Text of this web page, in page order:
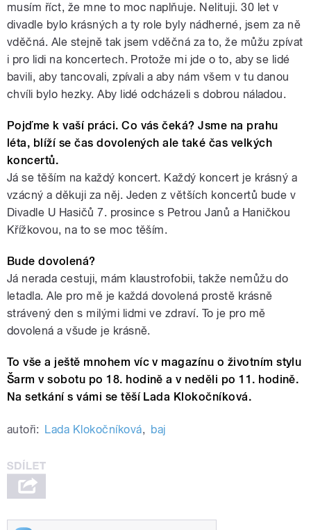
musím říct, že mne to moc naplňuje. Nelituji. 30 let v
divadle bylo krásných a ty role byly nádherné, jsem za ně
vděčná. Ale stejně tak jsem vděčná za to, že můžu zpívat
i pro lidi na koncertech. Protože mi jde o to, aby se lidé
bavili, aby tancovali, zpívali a aby nám všem v tu danou
chvíli bylo hezky. Aby lidé odcházeli s dobrou náladou.
Pojďme k vaší práci. Co vás čeká? Jsme na prahu
léta, blíží se čas dovolených ale také čas velkých
koncertů.
Já se těším na každý koncert. Každý koncert je krásný a
vzácný a děkuji za něj. Jeden z větších koncertů bude v
Divadle U Hasičů 7. prosince s Petrou Janů a Haničkou
Křížkovou, na to se moc těším.
Bude dovolená?
Já nerada cestuji, mám klaustrofobii, takže nemůžu do
letadla. Ale pro mě je každá dovolená prostě krásně
strávený den s milými lidmi ve zdraví. To je pro mě
dovolená a všude je krásně.
To vše a ještě mnohem víc v magazínu o životním stylu
Šarm v sobotu po 18. hodině a v neděli po 11. hodině.
Na setkání s vámi se těší Lada Klokočníková.
autoři: Lada Klokočníková, baj